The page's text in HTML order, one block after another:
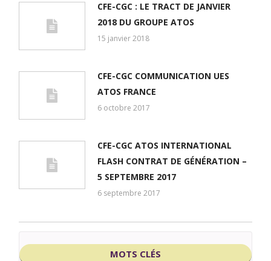
CFE-CGC : LE TRACT DE JANVIER
2018 DU GROUPE ATOS
15 janvier 2018
CFE-CGC COMMUNICATION UES
ATOS FRANCE
6 octobre 2017
CFE-CGC ATOS INTERNATIONAL
FLASH CONTRAT DE GÉNÉRATION –
5 SEPTEMBRE 2017
6 septembre 2017
MOTS CLÉS